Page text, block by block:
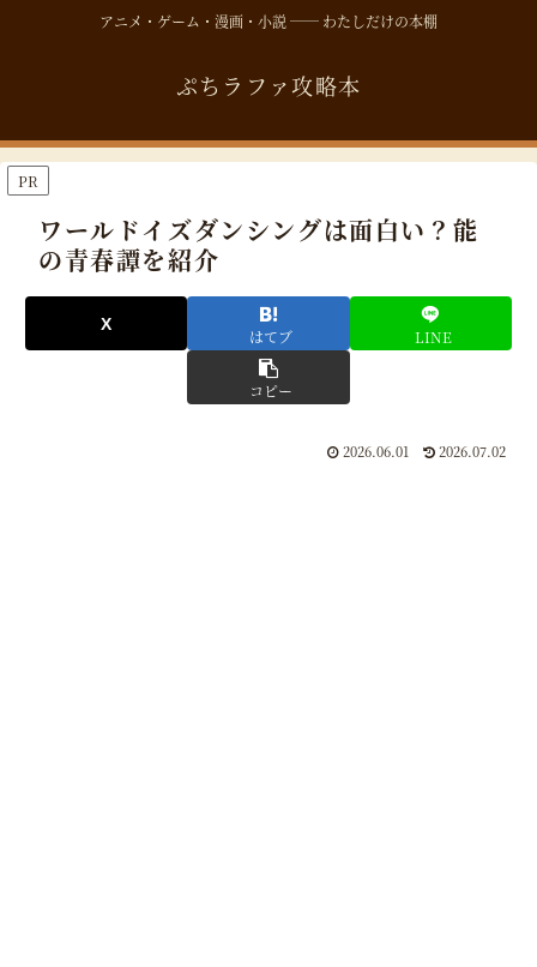
アニメ・ゲーム・漫画・小説 ── わたしだけの本棚
ぷちラファ攻略本
PR
ワールドイズダンシングは面白い？能
の青春譚を紹介
はてブ LINE
コピー
2026.06.01 2026.07.02